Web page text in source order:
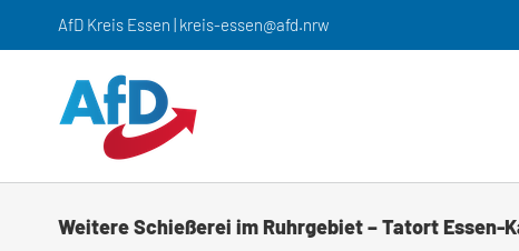
AfD Kreis Essen | kreis-essen@afd.nrw
Weitere Schießerei im Ruhrgebiet – Tatort Essen-